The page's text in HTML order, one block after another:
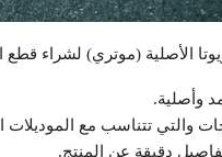
الأصلية (موتري) لشراء
وأصلية.
والتي تتناسب مع الموديلات
دقيقة عن المنتج.